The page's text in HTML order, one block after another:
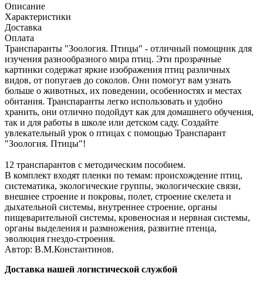
Описание
Характеристики
Доставка
Оплата
Транспаранты "Зоология. Птицы" - отличный помощник для
изучения разнообразного мира птиц. Эти прозрачные
картинки содержат яркие изображения птиц различных
видов, от попугаев до соколов. Они помогут вам узнать
больше о животных, их поведении, особенностях и местах
обитания. Транспаранты легко использовать и удобно
хранить, они отлично подойдут как для домашнего обучения,
так и для работы в школе или детском саду. Создайте
увлекательный урок о птицах с помощью Транспарант
"Зоология. Птицы"!
12 транспарантов с методическим пособием.
В комплект входят пленки по темам: происхождение птиц,
систематика, экологические группы, экологические связи,
внешнее строение и покровы, полет, строение скелета и
дыхательной системы, внутреннее строение, органы
пищеварительной системы, кровеносная и нервная системы,
органы выделения и размножения, развитие птенца,
эволюция гнездо-строения.
Автор: В.М.Константинов.
Доставка нашей логистической службой